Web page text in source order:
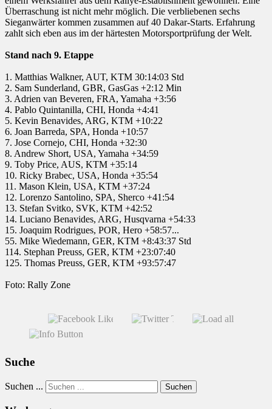
Überraschung ist nicht mehr möglich. Die verbliebenen sechs
Sieganwärter kommen zusammen auf 40 Dakar-Starts. Erfahrung
zahlt sich eben aus im der härtesten Motorsportprüfung der Welt.
Stand nach 9. Etappe
1. Matthias Walkner, AUT, KTM 30:14:03 Std
2. Sam Sunderland, GBR, GasGas +2:12 Min
3. Adrien van Beveren, FRA, Yamaha +3:56
4. Pablo Quintanilla, CHI, Honda +4:41
5. Kevin Benavides, ARG, KTM +10:22
6. Joan Barreda, SPA, Honda +10:57
7. Jose Cornejo, CHI, Honda +32:30
8. Andrew Short, USA, Yamaha +34:59
9. Toby Price, AUS, KTM +35:14
10. Ricky Brabec, USA, Honda +35:54
11. Mason Klein, USA, KTM +37:24
12. Lorenzo Santolino, SPA, Sherco +41:54
13. Stefan Svitko, SVK, KTM +42:52
14. Luciano Benavides, ARG, Husqvarna +54:33
15. Joaquim Rodrigues, POR, Hero +58:57...
55. Mike Wiedemann, GER, KTM +8:43:37 Std
114. Stephan Preuss, GER, KTM +23:07:40
125. Thomas Preuss, GER, KTM +93:57:47
Foto: Rally Zone
Suche
Suchen ... Suchen